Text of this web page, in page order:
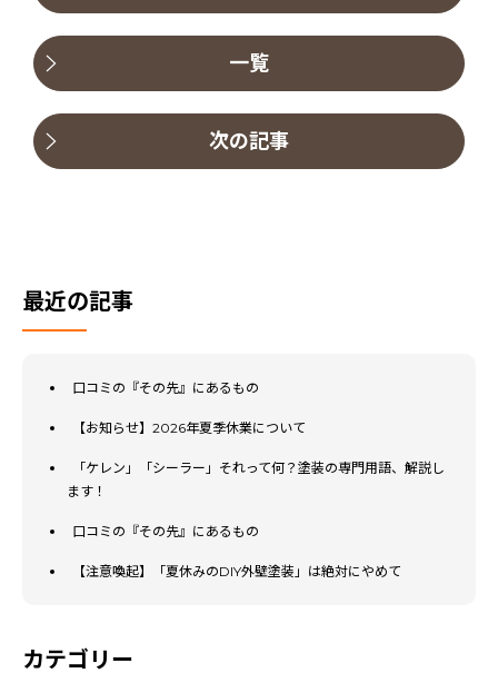
一覧
次の記事
最近の記事
口コミの『その先』にあるもの
【お知らせ】2026年夏季休業について
「ケレン」「シーラー」それって何？塗装の専門用語、解説し
ます！
口コミの『その先』にあるもの
【注意喚起】「夏休みのDIY外壁塗装」は絶対にやめて
カテゴリー